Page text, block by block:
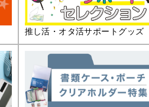
推し活・オタ活サポートグッズ